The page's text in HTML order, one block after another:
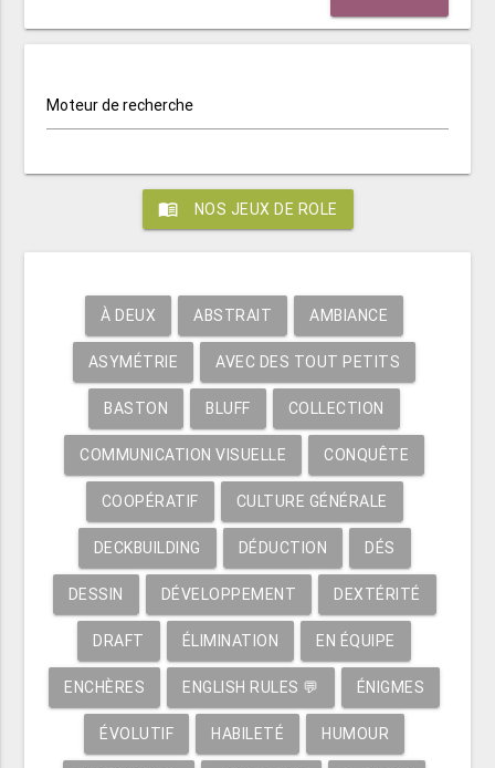
Moteur de recherche
menu_book NOS JEUX DE ROLE
À DEUX ABSTRAIT AMBIANCE
ASYMÉTRIE AVEC DES TOUT PETITS
BASTON BLUFF COLLECTION
COMMUNICATION VISUELLE CONQUÊTE
COOPÉRATIF CULTURE GÉNÉRALE
DECKBUILDING DÉDUCTION DÉS
DESSIN DÉVELOPPEMENT DEXTÉRITÉ
DRAFT ÉLIMINATION EN ÉQUIPE
ENCHÈRES ENGLISH RULES 💬 ÉNIGMES
ÉVOLUTIF HABILETÉ HUMOUR